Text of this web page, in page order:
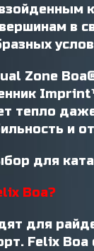
в
Zone
тепло
и
для
Boa?
для
Felix